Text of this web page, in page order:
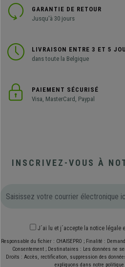
GARANTIE DE RETOUR
Jusqu'à 30 jours
LIVRAISON ENTRE 3 ET 5
dans toute la Belgique
PAIEMENT SÉCURISÉ
Visa, MasterCard, Paypal
INSCRIVEZ-VOUS À
J´ai lu et j´accepte la notice légale
Responsable du fichier : CHAISEPRO ; Finalité :
Consentement ; Destinataires : Les données ne
Droits : Accès, rectification, suppression des
expliquons dans notre